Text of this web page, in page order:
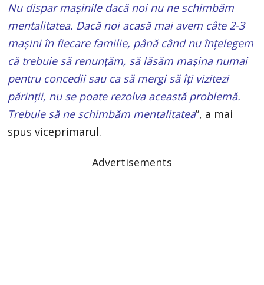
Nu dispar mașinile dacă noi nu ne schimbăm
mentalitatea. Dacă noi acasă mai avem câte 2-3
mașini în fiecare familie, până când nu înțelegem
că trebuie să renunțăm, să lăsăm mașina numai
pentru concedii sau ca să mergi să îți vizitezi
părinții, nu se poate rezolva această problemă.
Trebuie să ne schimbăm mentalitatea”, a mai
spus viceprimarul.
Advertisements